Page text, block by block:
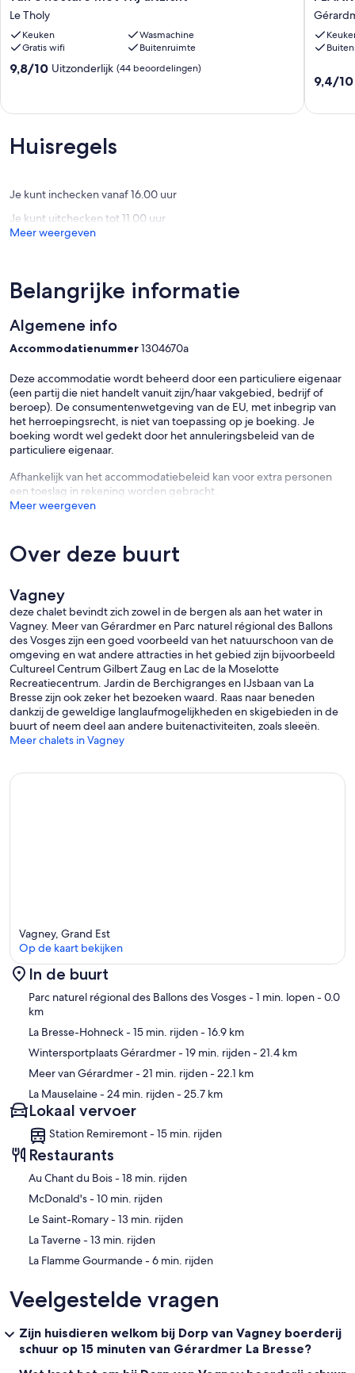
een
bevoorrechte
omgeving
van
uitzicht
Le
Le Tholy
Keuken
Wasmachine
Gratis wifi
Buitenruimte
9.8
Uitzonderlijk,
beoordelingen)
9,8/10 Uitzonderlijk (44 beoordelingen)
NEIGES
PLANK
"9.4
9,4/10
Huisregels
Je kunt inchecken vanaf 16.00 uur
Je kunt uitchecken tot 11.00 uur
Meer weergeven
Belangrijke informatie
Algemene info
Accommodatienummer1304670a
Deze accommodatie wordt beheerd door een particuliere eigenaar
(een partij die niet handelt vanuit zijn/haar vakgebied, bedrijf of
beroep). De consumentenwetgeving van de EU, met inbegrip van
het herroepingsrecht, is niet van toepassing op je boeking. Je
boeking wordt wel gedekt door het annuleringsbeleid van de
particuliere eigenaar.
Afhankelijk van het accommodatiebeleid kan voor extra personen
een toeslag in rekening worden gebracht.
Meer weergeven
Over deze buurt
Vagney
deze chalet bevindt zich zowel in de bergen als aan het water in
Vagney. Meer van Gérardmer en Parc naturel régional des Ballons
des Vosges zijn een goed voorbeeld van het natuurschoon van de
omgeving en wat andere attracties in het gebied zijn bijvoorbeeld
Cultureel Centrum Gilbert Zaug en Lac de la Moselotte
Recreatiecentrum. Jardin de Berchigranges en IJsbaan van La
Bresse zijn ook zeker het bezoeken waard. Raas naar beneden
dankzij de geweldige langlaufmogelijkheden en skigebieden in de
buurt of neem deel aan andere buitenactiviteiten, zoals sleeën.
Meer chalets in Vagney
Kaart
Vagney, Grand Est
Op de kaart bekijken
In de buurt
Parc naturel régional des Ballons des Vosges- 1 min. lopen- 0.0
km
La Bresse-Hohneck- 15 min. rijden- 16.9 km
Wintersportplaats Gérardmer- 19 min. rijden- 21.4 km
Meer van Gérardmer- 21 min. rijden- 22.1 km
La Mauselaine- 24 min. rijden- 25.7 km
Lokaal vervoer
Station Remiremont - 15 min. rijden
Restaurants
‪Au Chant du Bois - ‬18 min. rijden
‪McDonald's - ‬10 min. rijden
‪Le Saint-Romary - ‬13 min. rijden
‪La Taverne - ‬13 min. rijden
‪La Flamme Gourmande - ‬6 min. rijden
Veelgestelde vragen
Zijn huisdieren welkom bij Dorp van Vagney boerderij
schuur op 15 minuten van Gérardmer La Bresse?